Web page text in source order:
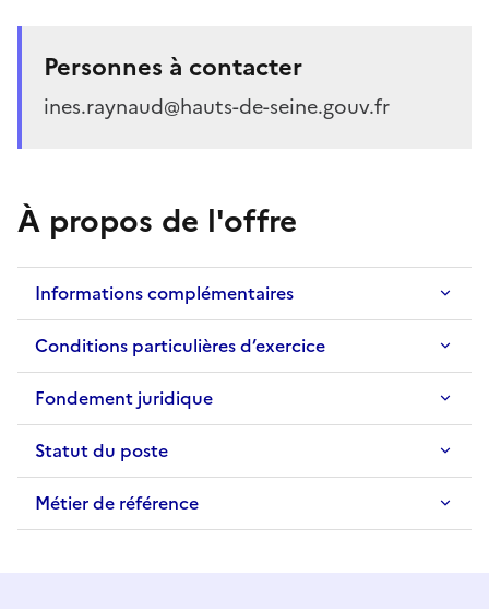
Personnes à contacter
ines.raynaud@hauts-de-seine.gouv.fr
À propos de l'offre
Informations complémentaires
Conditions particulières d’exercice
Fondement juridique
Statut du poste
Métier de référence